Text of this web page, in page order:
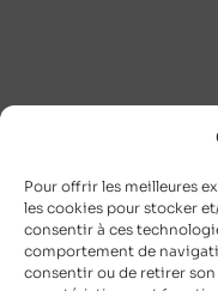
Pour offrir les meilleures
les cookies pour stocker
consentir à ces
comportement de
consentir ou de retirer